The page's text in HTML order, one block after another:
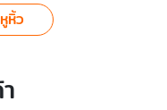
หิ้ว